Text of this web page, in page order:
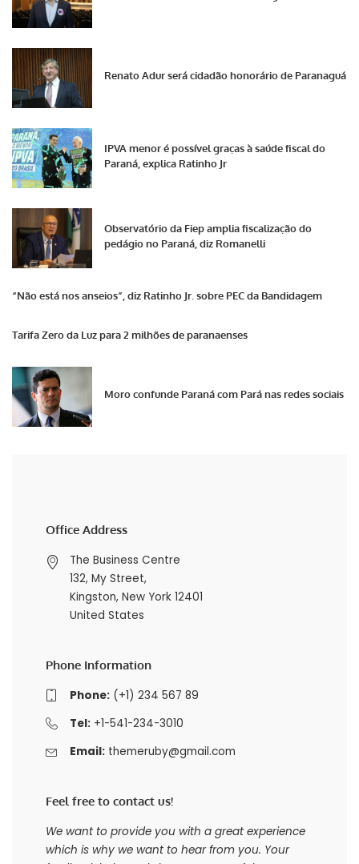
Renato Adur será cidadão honorário de Paranaguá
IPVA menor é possível graças à saúde fiscal do
Paraná, explica Ratinho Jr
Observatório da Fiep amplia fiscalização do
pedágio no Paraná, diz Romanelli
“Não está nos anseios”, diz Ratinho Jr. sobre PEC da Bandidagem
Tarifa Zero da Luz para 2 milhões de paranaenses
Moro confunde Paraná com Pará nas redes sociais
Office Address
The Business Centre
132, My Street,
Kingston, New York 12401
United States
Phone Information
Phone:(+1) 234 567 89
Tel:+1-541-234-3010
Email: themeruby@gmail.com
Feel free to contact us!
We want to provide you with a great experience
which is why we want to hear from you. Your